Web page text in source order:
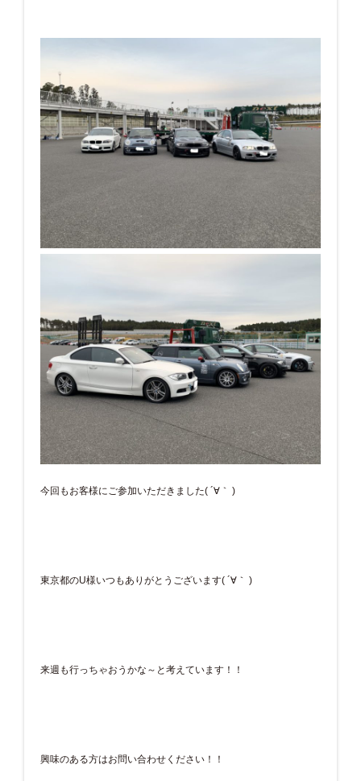
今回もお客様にご参加いただきました( ´∀｀ )
東京都のU様いつもありがとうございます( ´∀｀ )
来週も行っちゃおうかな～と考えています！！
興味のある方はお問い合わせください！！